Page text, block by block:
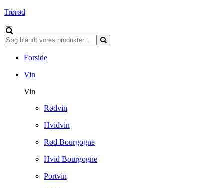
Trørød
Forside
Vin
Vin
Rødvin
Hvidvin
Rød Bourgogne
Hvid Bourgogne
Portvin